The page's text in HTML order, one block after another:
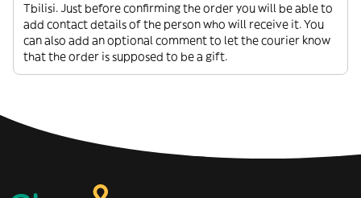
Tbilisi. Just before confirming the order you will be able to
add contact details of the person who will receive it. You
can also add an optional comment to let the courier know
that the order is supposed to be a gift.